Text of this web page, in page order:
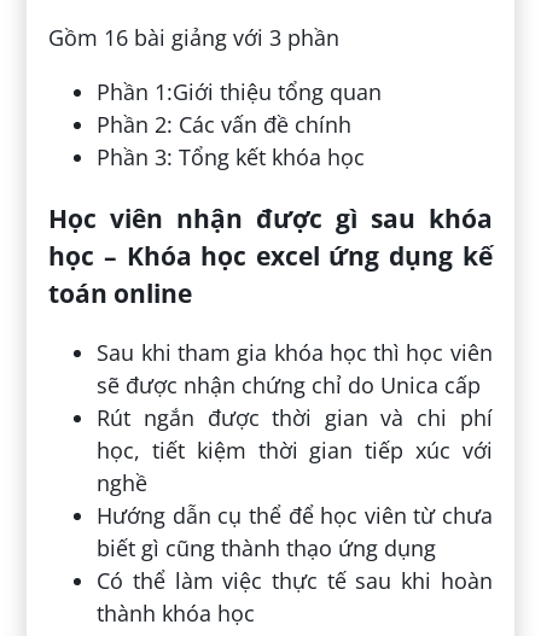
Gồm 16 bài giảng với 3 phần
Phần 1:Giới thiệu tổng quan
Phần 2: Các vấn đề chính
Phần 3: Tổng kết khóa học
Học viên nhận được gì sau khóa
học – Khóa học excel ứng dụng kế
toán online
Sau khi tham gia khóa học thì học viên
sẽ được nhận chứng chỉ do Unica cấp
Rút ngắn được thời gian và chi phí
học, tiết kiệm thời gian tiếp xúc với
nghề
Hướng dẫn cụ thể để học viên từ chưa
biết gì cũng thành thạo ứng dụng
Có thể làm việc thực tế sau khi hoàn
thành khóa học